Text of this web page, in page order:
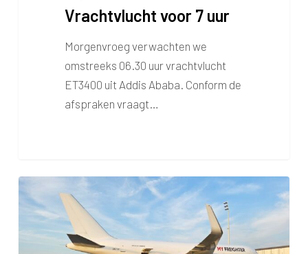
Vrachtvlucht voor 7 uur
Morgenvroeg verwachten we
omstreeks 06.30 uur vrachtvlucht
ET3400 uit Addis Ababa. Conform de
afspraken vraagt…
voor